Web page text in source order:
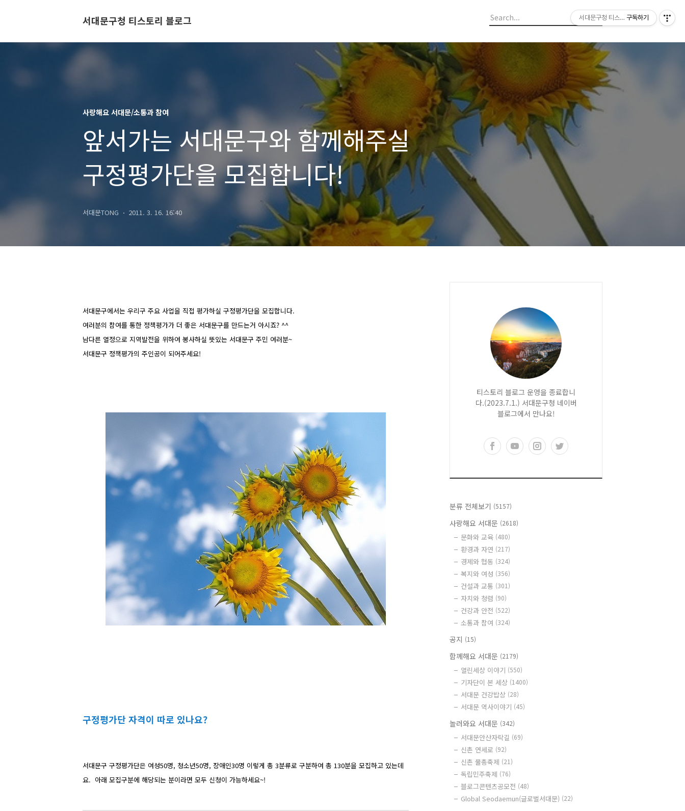
서대문구청 티스토리 블로그
사랑해요 서대문/소통과 참여
앞서가는 서대문구와 함께해주실
구정평가단을 모집합니다!
서대문TONG 2011. 3. 16. 16:40
서대문구에서는 우리구 주요 사업을 직접 평가하실 구정평가단을 모집합니다.
여러분의 참여를 통한 정책평가가 더 좋은 서대문구를 만드는거 아시죠? ^^
남다른 열정으로 지역발전을 위하여 봉사하실 뜻있는 서대문구 주민 여러분~
서대문구 정책평가의 주인공이 되어주세요!
구정평가단 자격이 따로 있나요?
서대문구 구정평가단은 여성50명, 청소년50명, 장애인30명 이렇게 총 3분류로 구분하여 총 130분을 모집하고 있는데
요. 아래 모집구분에 해당되는 분이라면 모두 신청이 가능하세요~!
티스토리 블로그 운영을 종료합니
다.(2023.7.1.) 서대문구청 네이버
블로그에서 만나요!
분류 전체보기 (5157)
사랑해요 서대문 (2618)
문화와 교육 (480)
환경과 자연 (217)
경제와 협동 (324)
복지와 여성 (356)
건설과 교통 (301)
자치와 청렴 (90)
건강과 안전 (522)
소통과 참여 (324)
공지 (15)
함께해요 서대문 (2179)
열린세상 이야기 (550)
기자단이 본 세상 (1400)
서대문 건강밥상 (28)
서대문 역사이야기 (45)
놀러와요 서대문 (342)
서대문안산자락길 (69)
신촌 연세로 (92)
신촌 물총축제 (21)
독립민주축제 (76)
블로그콘텐츠공모전 (48)
Global Seodaemun(글로벌서대문) (22)
서대문구청 티스토리 블로그
구독하기